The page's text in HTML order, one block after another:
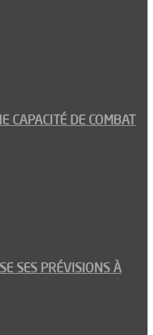
CAPACITÉ DE COMBAT
SES PRÉVISIONS À